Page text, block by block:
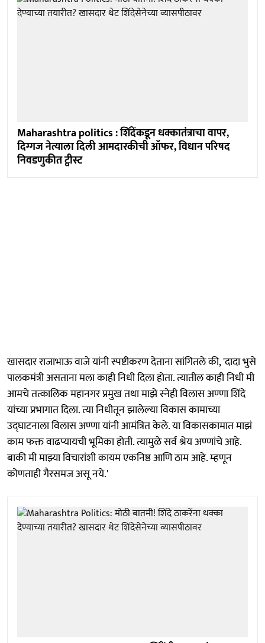
Maharashtra politics : शिंदेंकडून धक्कातंत्राचा वापर,
दिग्गज नेत्याला दिली आमदारकीची ऑफर, विधान परिषद
निवडणुकीत ट्वीस्ट
खासदार राजाभाऊ वाजे यांनी स्पष्टीकरण देताना सांगितले की, 'दादा भुसे
पालकमंत्री असताना मला काही निधी दिला होता. त्यातील काही निधी मी
आमचे तत्कालिक महानगर प्रमुख तथा माझे स्नेही विलास अण्णा शिंदे
यांच्या प्रभागात दिला. त्या निधीतून झालेल्या विकास कामाच्या
उद्घाटनाला विलास अण्णा यांनी आमंत्रित केले. या विकासकामात माझं
काम फक्त वाढप्यायची भूमिका होती. त्यामुळे सर्व श्रेय अण्णांचे आहे.
बाकी मी माझ्या विचारांशी कायम एकनिष्ठ आणि ठाम आहे. म्हणून
कोणताही गैरसमज असू नये.'